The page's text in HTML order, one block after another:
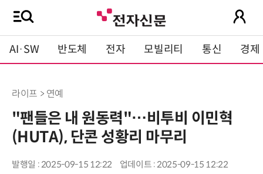
AI·SW 반도체 전자 모빌리티 통신 경제
라이프 > 연예
"팬들은 내 원동력"…비투비 이민혁
(HUTA), 단콘 성황리 마무리
발행일 : 2025-09-15 12:22 업데이트 : 2025-09-15 12:22